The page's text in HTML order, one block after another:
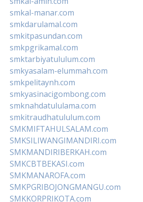
smkal-manar.com
smkdarulamal.com
smkitpasundan.com
smkpgrikamal.com
smktarbiyatululum.com
smkyasalam-elummah.com
smkpelitaynh.com
smkyasinacigombong.com
smknahdatululama.com
smkitraudhatululum.com
SMKMIFTAHULSALAM.com
SMKSILIWANGIMANDIRI.com
SMKMANDIRIBERKAH.com
SMKCBTBEKASI.com
SMKMANAROFA.com
SMKPGRIBOJONGMANGU.com
SMKKORPRIKOTA.com